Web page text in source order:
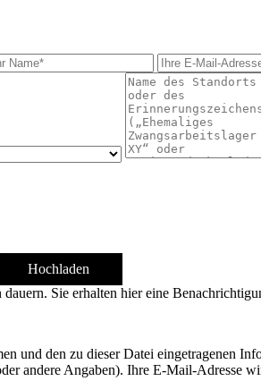
Hochladen
Sie erhalten hier eine
und den zu dieser Datei eingetragenen
andere Angaben). Ihre E-Mail-Adresse